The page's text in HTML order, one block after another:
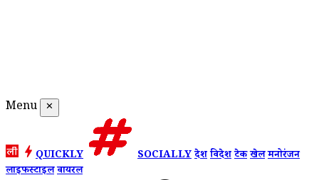
Menu ✕
QUICKLY SOCIALLYदेशविदेशटेकखेलमनोरंजन
लाइफस्टाइलवायरल